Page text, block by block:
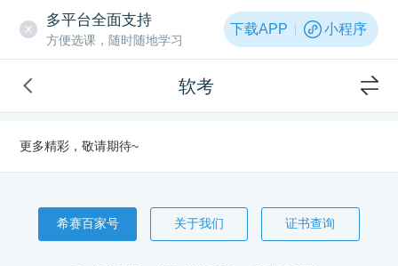
多平台全面支持
方便选课，随时随地学习
下载APP 小程序
软考
更多精彩，敬请期待~
希赛百家号 关于我们 证书查询